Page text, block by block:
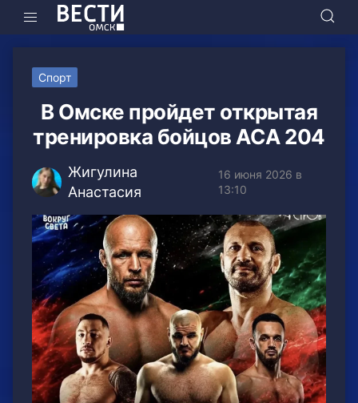
Спорт
В Омске пройдет открытая
тренировка бойцов АСА 204
Жигулина
Анастасия
16 июня 2026 в
13:10